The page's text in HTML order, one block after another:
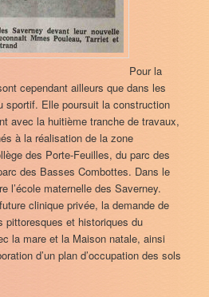
Pour la
cependant ailleurs que dans les
sportif. Elle poursuit la construction
avec la huitième tranche de travaux,
à la réalisation de la zone
des Porte-Feuilles, du parc des
des Basses Combottes. Dans le
l’école maternelle des Saverney.
clinique privée, la demande de
et historiques du
la mare et la Maison natale, ainsi
d’un plan d’occupation des sols